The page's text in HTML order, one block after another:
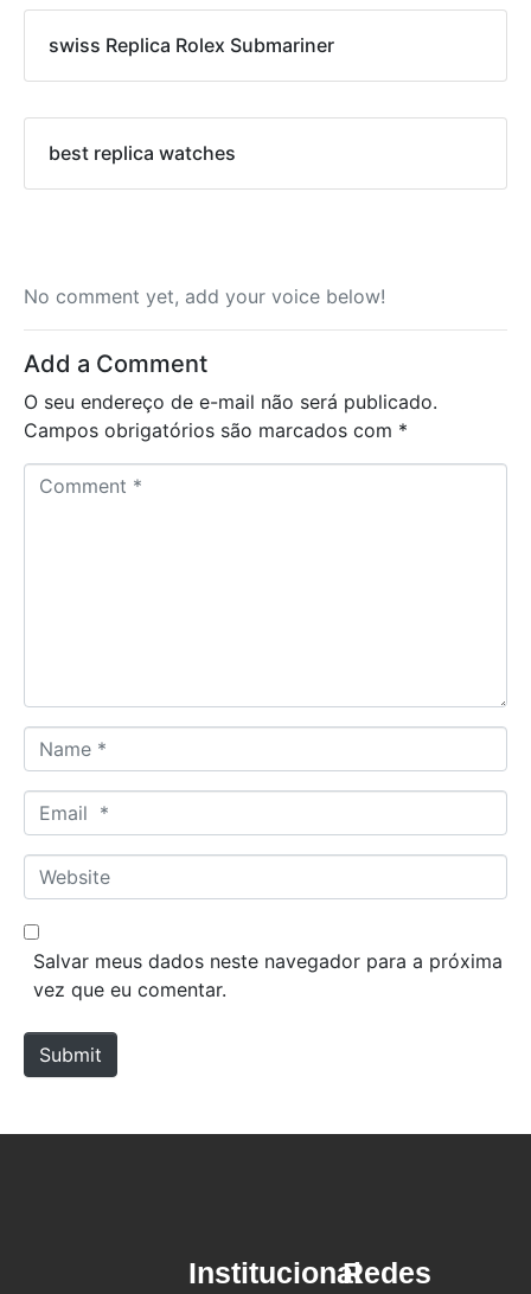
swiss Replica Rolex Submariner
best replica watches
No comment yet, add your voice below!
Add a Comment
O seu endereço de e-mail não será publicado.
Campos obrigatórios são marcados com *
Comment *
Name *
Email *
Website
Salvar meus dados neste navegador para a próxima
vez que eu comentar.
Submit
InstitucionalRedes